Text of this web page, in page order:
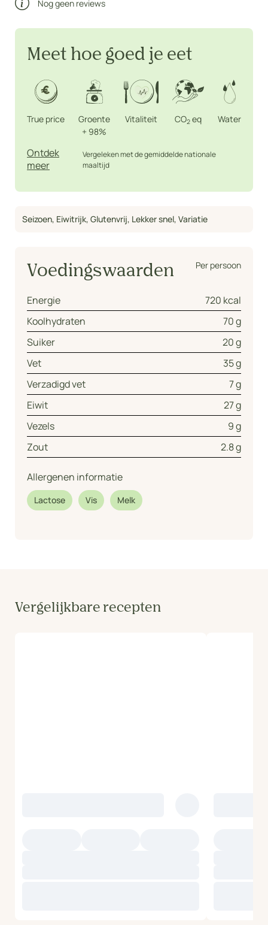
Nog geen reviews
Meet hoe goed je eet
True price
Groente
+ 98%
Vitaliteit CO2 eq Water
Ontdek
meer
Vergeleken met de gemiddelde nationale
maaltijd
Seizoen, Eiwitrijk, Glutenvrij, Lekker snel, Variatie
Voedingswaarden Per persoon
Energie
720 kcal
Koolhydraten
70 g
Suiker
20 g
Vet
35 g
Verzadigd vet
7 g
Eiwit
27 g
Vezels
9 g
Zout
2.8 g
Allergenen informatie
Lactose Vis Melk
Vergelijkbare recepten